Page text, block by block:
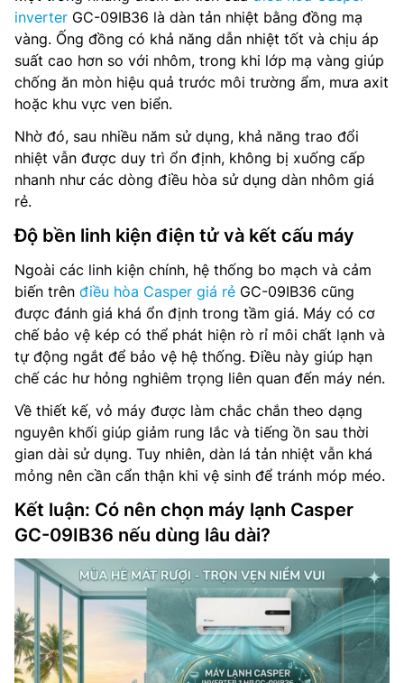
inverter GC-09IB36 là dàn tản nhiệt bằng đồng mạ
vàng. Ống đồng có khả năng dẫn nhiệt tốt và chịu áp
suất cao hơn so với nhôm, trong khi lớp mạ vàng giúp
chống ăn mòn hiệu quả trước môi trường ẩm, mưa axit
hoặc khu vực ven biển.
Nhờ đó, sau nhiều năm sử dụng, khả năng trao đổi
nhiệt vẫn được duy trì ổn định, không bị xuống cấp
nhanh như các dòng điều hòa sử dụng dàn nhôm giá
rẻ.
Độ bền linh kiện điện tử và kết cấu máy
Ngoài các linh kiện chính, hệ thống bo mạch và cảm
biến trên điều hòa Casper giá rẻ GC-09IB36 cũng
được đánh giá khá ổn định trong tầm giá. Máy có cơ
chế bảo vệ kép có thể phát hiện rò rỉ môi chất lạnh và
tự động ngắt để bảo vệ hệ thống. Điều này giúp hạn
chế các hư hỏng nghiêm trọng liên quan đến máy nén.
Về thiết kế, vỏ máy được làm chắc chắn theo dạng
nguyên khối giúp giảm rung lắc và tiếng ồn sau thời
gian dài sử dụng. Tuy nhiên, dàn lá tản nhiệt vẫn khá
mỏng nên cần cẩn thận khi vệ sinh để tránh móp méo.
Kết luận: Có nên chọn máy lạnh Casper
GC-09IB36 nếu dùng lâu dài?